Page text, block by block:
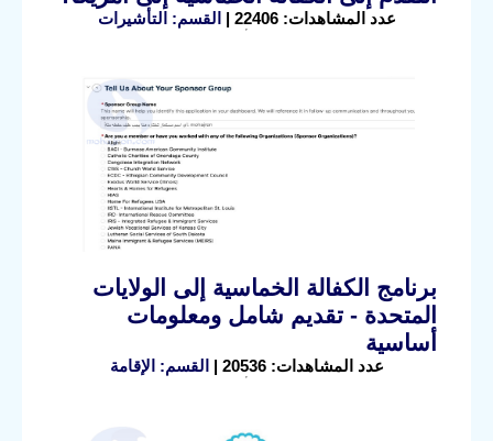
عدد المشاهدات: 22406 | القسم: التأشيرات
برنامج الكفالة الخماسية إلى الولايات
المتحدة - تقديم شامل ومعلومات
أساسية
عدد المشاهدات: 20536 | القسم: الإقامة